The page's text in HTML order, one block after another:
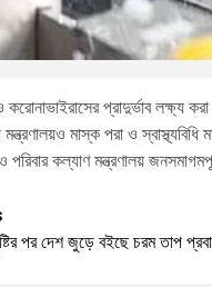
প্রাদুর্ভাব লক্ষ্য
মাস্ক পরা ও স্বাস্থ্যবিধি
পরিবার কল্যাণ মন্ত্রণালয়
পর দেশ জুড়ে বইছে চরম তাপ